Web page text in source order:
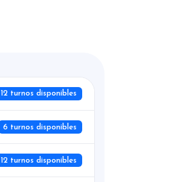
12 turnos disponibles
6 turnos disponibles
12 turnos disponibles